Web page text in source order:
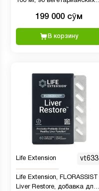
199 000 сӯм
В корзину
Life Extension vt633
Life Extension, FLORASSIST
Liver Restore, добавка для